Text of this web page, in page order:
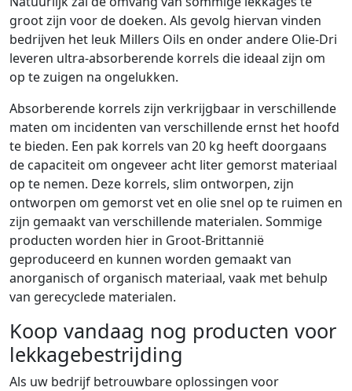
groot zijn voor de doeken. Als gevolg hiervan vinden
bedrijven het leuk Millers Oils en onder andere Olie-Dri
leveren ultra-absorberende korrels die ideaal zijn om
op te zuigen na ongelukken.
Absorberende korrels zijn verkrijgbaar in verschillende
maten om incidenten van verschillende ernst het hoofd
te bieden. Een pak korrels van 20 kg heeft doorgaans
de capaciteit om ongeveer acht liter gemorst materiaal
op te nemen. Deze korrels, slim ontworpen, zijn
ontworpen om gemorst vet en olie snel op te ruimen en
zijn gemaakt van verschillende materialen. Sommige
producten worden hier in Groot-Brittannië
geproduceerd en kunnen worden gemaakt van
anorganisch of organisch materiaal, vaak met behulp
van gerecyclede materialen.
Koop vandaag nog producten voor
lekkagebestrijding
Als uw bedrijf betrouwbare oplossingen voor